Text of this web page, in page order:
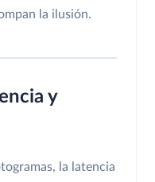
la ilusión.
y
la latencia